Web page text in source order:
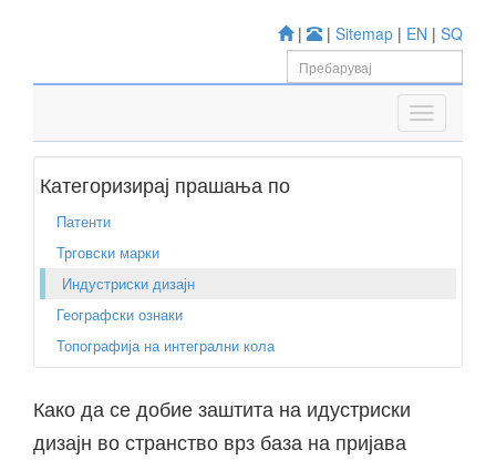
| | Sitemap | EN | SQ
Категоризирај прашања по
Патенти
Трговски марки
Индустриски дизајн
Географски ознаки
Топографија на интегрални кола
Како да се добие заштита на идустриски
дизајн во странство врз база на пријава